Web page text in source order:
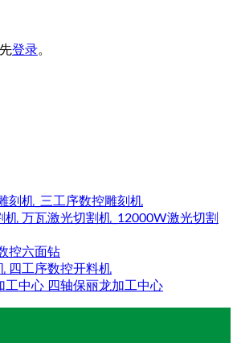
登录。
刻机_三工序数控雕刻机
万瓦激光切割机_12000W激光切割
控六面钻
四工序数控开料机
四轴保丽龙加工中心